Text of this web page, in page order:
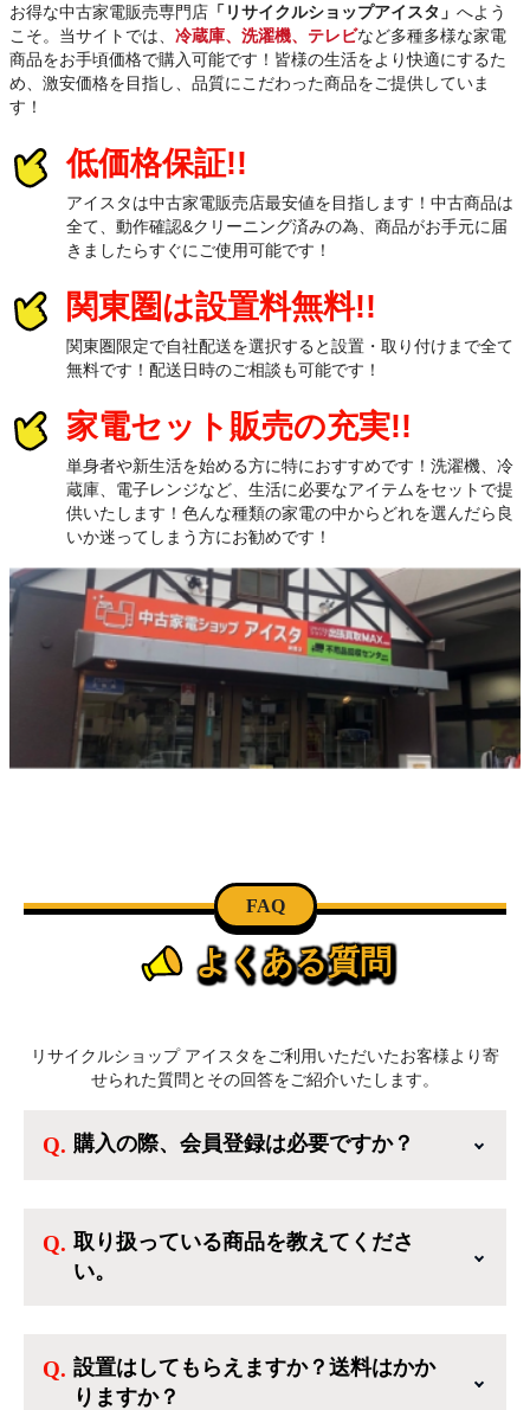
お得な中古家電販売専門店 「リサイクルショップアイスタ」 へよう
こそ。当サイトでは、 冷蔵庫、洗濯機、テレビなど多種多様な家電
商品をお手頃価格で購入可能です！皆様の生活をより快適にするた
め、激安価格を目指し、品質にこだわった商品をご提供していま
す！
低価格保証!!
アイスタは中古家電販売店最安値を目指します！中古商品は
全て、動作確認&クリーニング済みの為、商品がお手元に届
きましたらすぐにご使用可能です！
関東圏は設置料無料!!
関東圏限定で自社配送を選択すると設置・取り付けまで全て
無料です！配送日時のご相談も可能です！
家電セット販売の充実!!
単身者や新生活を始める方に特におすすめです！洗濯機、冷
蔵庫、電子レンジなど、生活に必要なアイテムをセットで提
供いたします！色んな種類の家電の中からどれを選んだら良
いか迷ってしまう方にお勧めです！
FAQ
よくある質問
リサイクルショップ アイスタをご利用いただいたお客様より寄
せられた質問とその回答をご紹介いたします。
購入の際、会員登録は必要ですか？
も出来ます。一方、登録しなくてもカートに商
品を入れた後、ログインせずに「ゲスト購入」
取り扱っている商品を教えてくださ
い。
のような新生活を応援するような家電セットか
ら、季節・空調家電、調理家電、生活家電ま
設置はしてもらえますか？送料はかか
りますか？